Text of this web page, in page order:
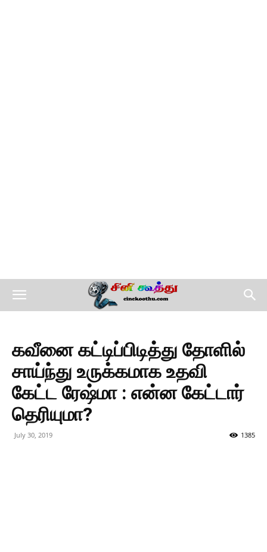
கவீனை கட்டிப்பிடித்து தோளில்
சாய்ந்து உருக்கமாக உதவி
கேட்ட ரேஷ்மா : என்ன கேட்டார்
தெரியுமா?
July 30, 2019 1385